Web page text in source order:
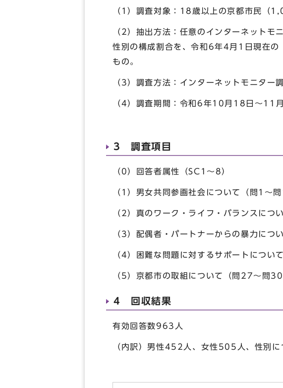
（1）調査対象：18歳以上の京都市民（
（2）抽出方法：任意のインターネットモ
性別の構成割合を、令和6年4月1日現在の
もの。
（3）調査方法：インターネットモニター
（4）調査期間：令和6年10月18日～11
3 調査項目
（0）回答者属性（SC1～8）
（1）男女共同参画社会について（問1～問
（2）真のワーク・ライフ・バランスにつ
（3）配偶者・パートナーからの暴力につ
（4）困難な問題に対するサポートについ
（5）京都市の取組について（問27～問30
4 回収結果
有効回答数963人
（内訳）男性452人、女性505人、性別に